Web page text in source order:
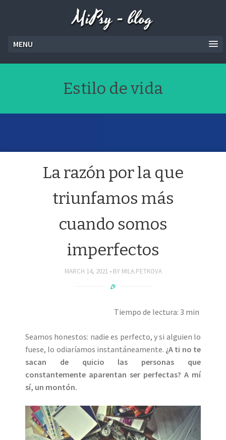
MiPsy - blog
MENU
Estilo de vida
La razón por la que
triunfamos más
cuando somos
imperfectos
MARCH 14, 2021 BY MILA.PETKOVA
Tiempo de lectura: 3 min
Seamos honestos: nadie es perfecto, y si alguien lo
fuese, lo odiaríamos instantáneamente. ¿A ti no te
sacan de quicio las personas que
constantemente aparentan ser perfectas? A mí
sí, un montón.